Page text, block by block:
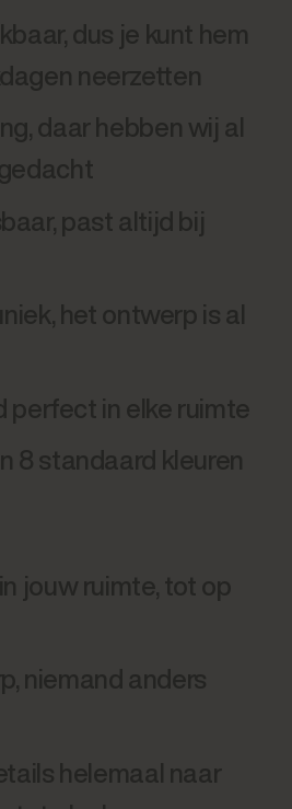
dus je kunt hem
neerzetten
daar hebben wij al
past altijd bij
het ontwerp is al
perfect in elke ruimte
8 standaard kleuren
jouw ruimte, tot op
niemand anders
helemaal naar